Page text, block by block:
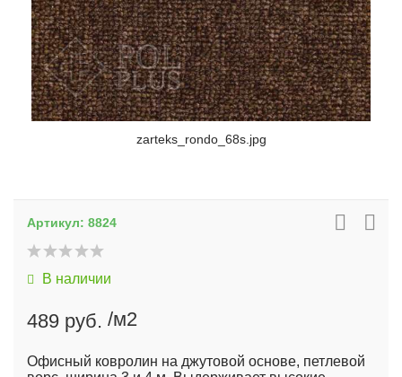
zarteks_rondo_68s.jpg
Артикул: 8824
В наличии
489 руб. /м2
Офисный ковролин на джутовой основе, петлевой